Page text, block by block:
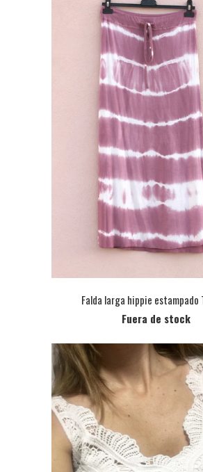
Falda larga hippie estampado
Fuera de stock